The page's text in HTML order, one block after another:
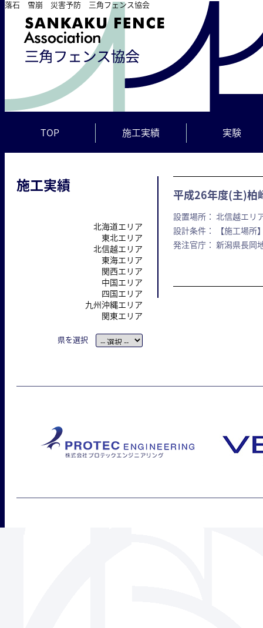
落石 雪崩 災害予防 三角フェンス協会
TOP 施工実績 実験
施工実績
北海道エリア
東北エリア
北信越エリア
東海エリア
関西エリア
中国エリア
四国エリア
九州沖縄エリア
関東エリア
県を選択
平成26年度(主)柏
設置場所： 北信越エリ
設計条件： 【施工場所
発注官庁： 新潟県長岡